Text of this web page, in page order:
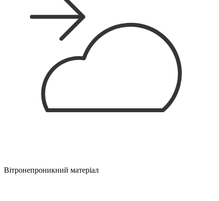
Вітронепроникний матеріал